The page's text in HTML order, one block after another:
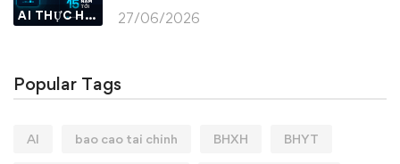
AI THỰC HÀNH 27/06/2026
Popular Tags
AI bao cao tai chinh BHXH BHYT